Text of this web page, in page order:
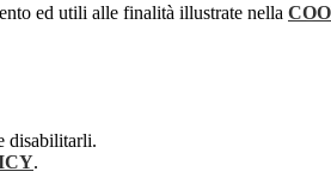
ed utili alle finalità illustrate nella
disabilitarli.
.